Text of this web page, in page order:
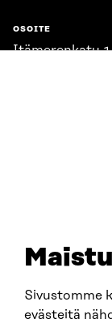
Sivustomme
evästeitä
OSOITE
Itämerenkatu
SITRA